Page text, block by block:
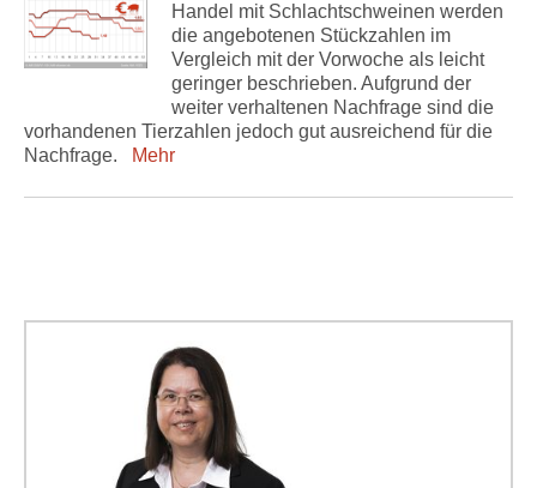
Handel mit Schlachtschweinen werden
die angebotenen Stückzahlen im
Vergleich mit der Vorwoche als leicht
geringer beschrieben. Aufgrund der
weiter verhaltenen Nachfrage sind die
vorhandenen Tierzahlen jedoch gut ausreichend für die
Nachfrage.
Mehr